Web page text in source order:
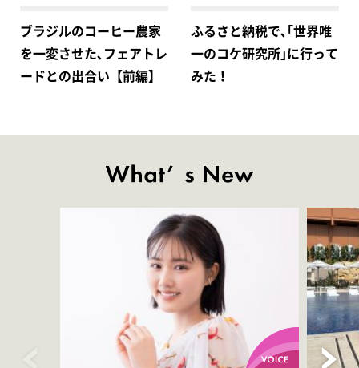
ブラジルのコーヒー農家
を一変させた､フェアトレ
ードとの出合い【前編】
ふるさと納税で､｢世界唯
一のコケ研究所｣に行って
みた！